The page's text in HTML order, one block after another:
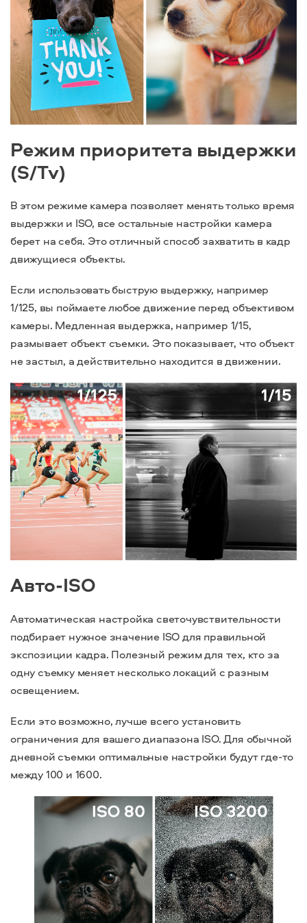
Режим приоритета выдержки
(S/Tv)
В этом режиме камера позволяет менять только время
выдержки и ISO, все остальные настройки камера
берет на себя. Это отличный способ захватить в кадр
движущиеся объекты.
Если использовать быструю выдержку, например
1/125, вы поймаете любое движение перед объективом
камеры. Медленная выдержка, например 1/15,
размывает объект съемки. Это показывает, что объект
не застыл, а действительно находится в движении.
Авто-ISO
Автоматическая настройка светочувствительности
подбирает нужное значение ISO для правильной
экспозиции кадра. Полезный режим для тех, кто за
одну съемку меняет несколько локаций с разным
освещением.
Если это возможно, лучше всего установить
ограничения для вашего диапазона ISO. Для обычной
дневной съемки оптимальные настройки будут где-то
между 100 и 1600.